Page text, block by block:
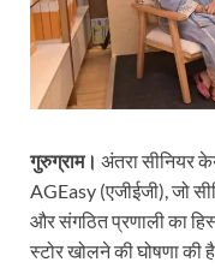
गुरुग्राम। अंतरा सीनियर
AGEasy (एजीईजी), जो
और संगठित प्रणाली का
स्टोर खोलने की घोषणा की